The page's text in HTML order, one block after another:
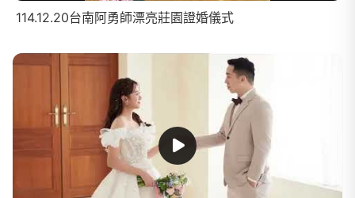
114.12.20台南阿勇師漂亮莊園證婚儀式